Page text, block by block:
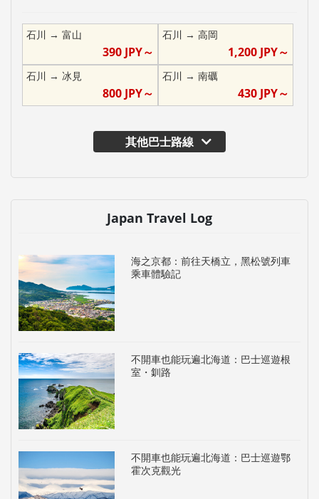
石川 → 富山
390JPY～
石川 → 高岡
1,200 JPY～
石川 → 冰見
800JPY～
石川 → 南礪
430 JPY～
其他巴士路線
Japan Travel Log
海之京都：前往天橋立，黑松號列車
乘車體驗記
不開車也能玩遍北海道：巴士巡遊根
室・釧路
不開車也能玩遍北海道：巴士巡遊鄂
霍次克觀光